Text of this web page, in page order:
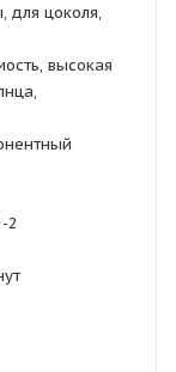
для цоколя,
высокая
2